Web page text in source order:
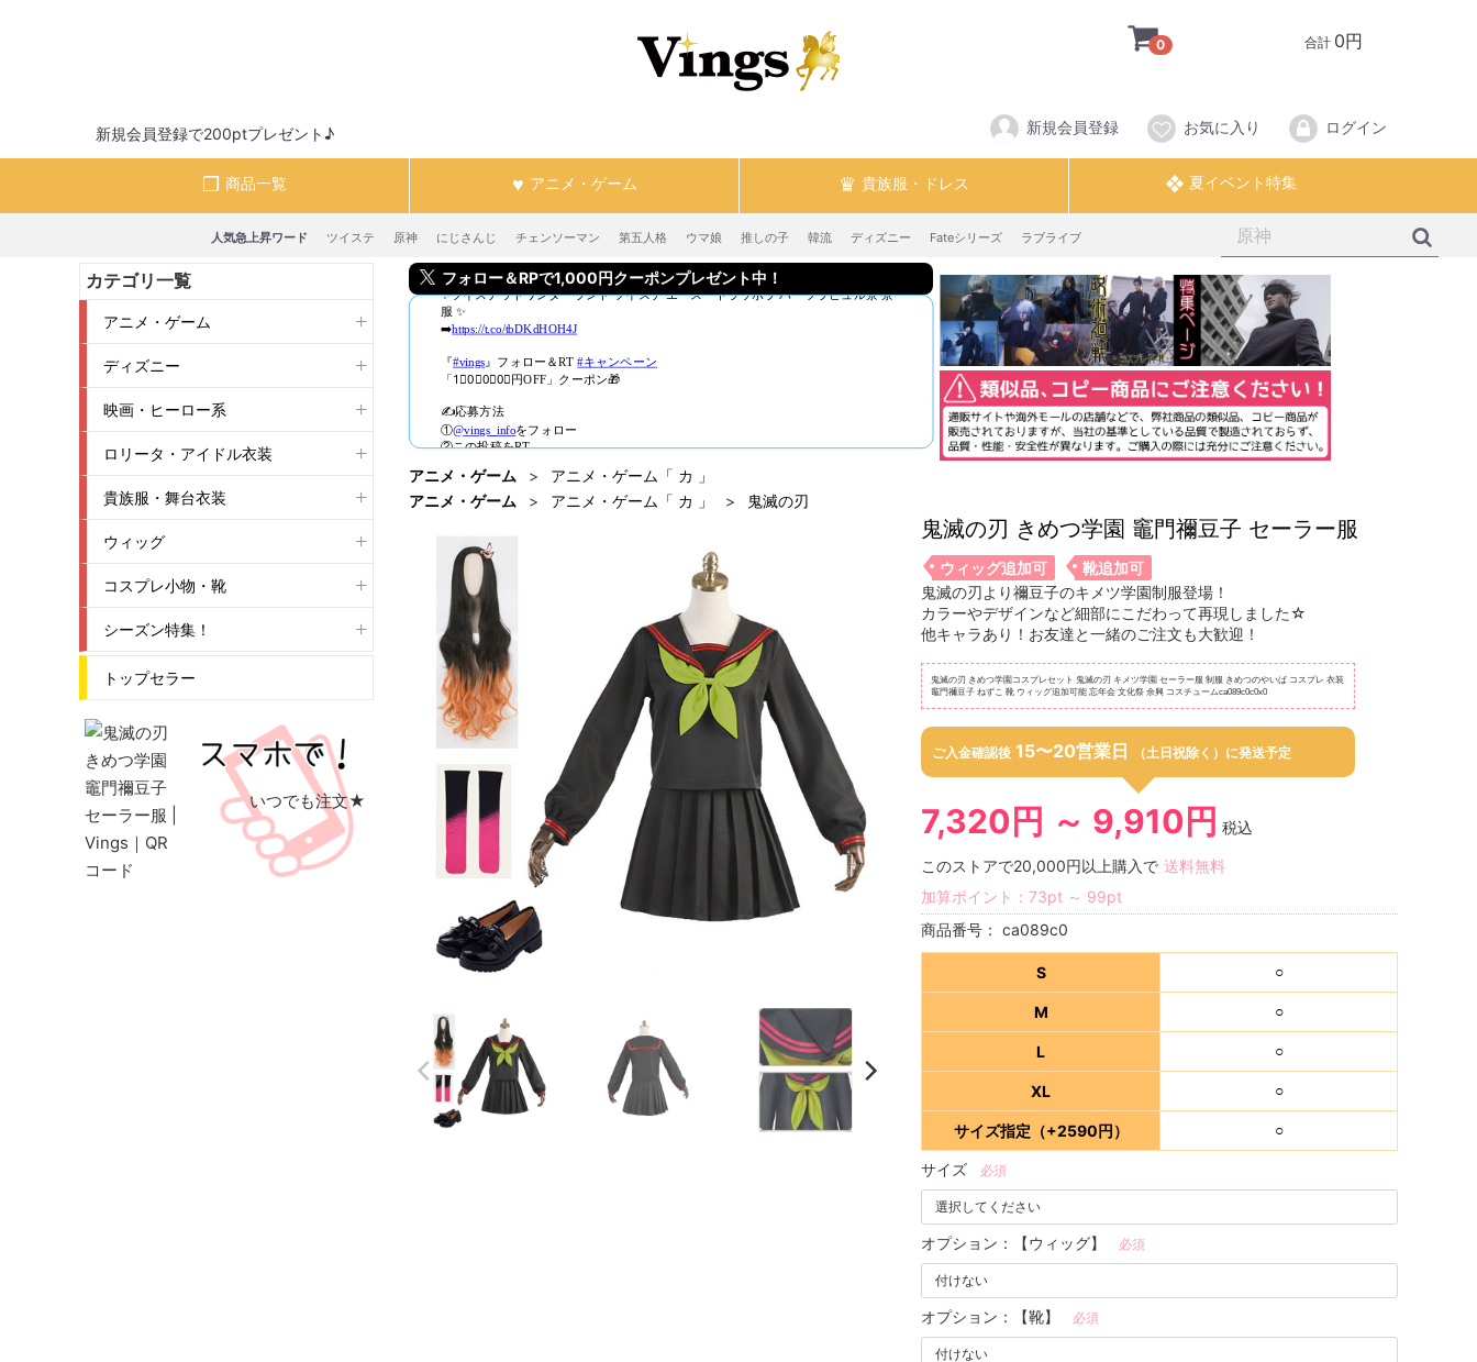
新規会員登録で200ptプレゼント♪
0 合計 0円
新規会員登録 お気に入り ログイン
商品一覧 アニメ・ゲーム 貴族服・ドレス
人気急上昇ワード ツイステ 原神 にじさんじ チェンソーマン 第五人格 ウマ娘 推しの子 韓流 ディズニー Fateシリーズ ラブライブ
カテゴリ一覧
アニメ・ゲーム
ディズニー
映画・ヒーロー系
ロリータ・アイドル衣装
貴族服・舞台衣装
ウィッグ
コスプレ小物・靴
シーズン特集！
トップセラー
いつでも注文★
フォロー＆RPで1,000円クーポンプレゼント中！
アニメ・ゲーム
アニメ・ゲーム「 カ 」
アニメ・ゲーム
アニメ・ゲーム「 カ 」 鬼滅の刃
鬼滅の刃 きめつ学園 竈門禰豆子 セーラー服
ウィッグ追加可
靴追加可
鬼滅の刃より禰豆子のキメツ学園制服登場！
カラーやデザインなど細部にこだわって再現しました☆
他キャラあり！お友達と一緒のご注文も大歓迎！
鬼滅の刃 きめつ学園コスプレセット 鬼滅の刃 キメツ学園 セーラー服 制服 きめつのやいば コスプレ 衣装
竈門禰豆子 ねずこ 靴 ウィッグ追加可能 忘年会 文化祭 余興 コスチュームca089c0c0x0
ご入金確認後 15〜20営業日 （土日祝除く）に発送予定
7,320円 ～ 9,910円 税込
このストアで20,000円以上購入で 送料無料
加算ポイント： 73pt ～ 99pt
商品番号： ca089c0
S ○
M ○
L ○
XL ○
サイズ指定（+2590円） ○
サイズ 必須
オプション：【ウィッグ】 必須
オプション：【靴】 必須